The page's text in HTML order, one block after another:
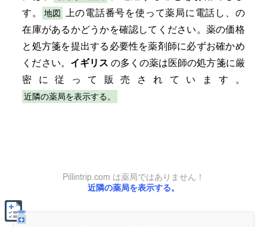
す。
地図
上の電話番号を使って薬局に電話し、の
在庫があるかどうかを確認してください。薬の価格
と処方箋を提出する必要性を薬剤師に必ずお確かめ
ください。 イギリス の多くの薬は医師の処方箋に厳
密に従って販売されています。
近隣の薬局を表示する。
近隣の薬局を表示する。
Pillintrip.com は薬局ではありません！